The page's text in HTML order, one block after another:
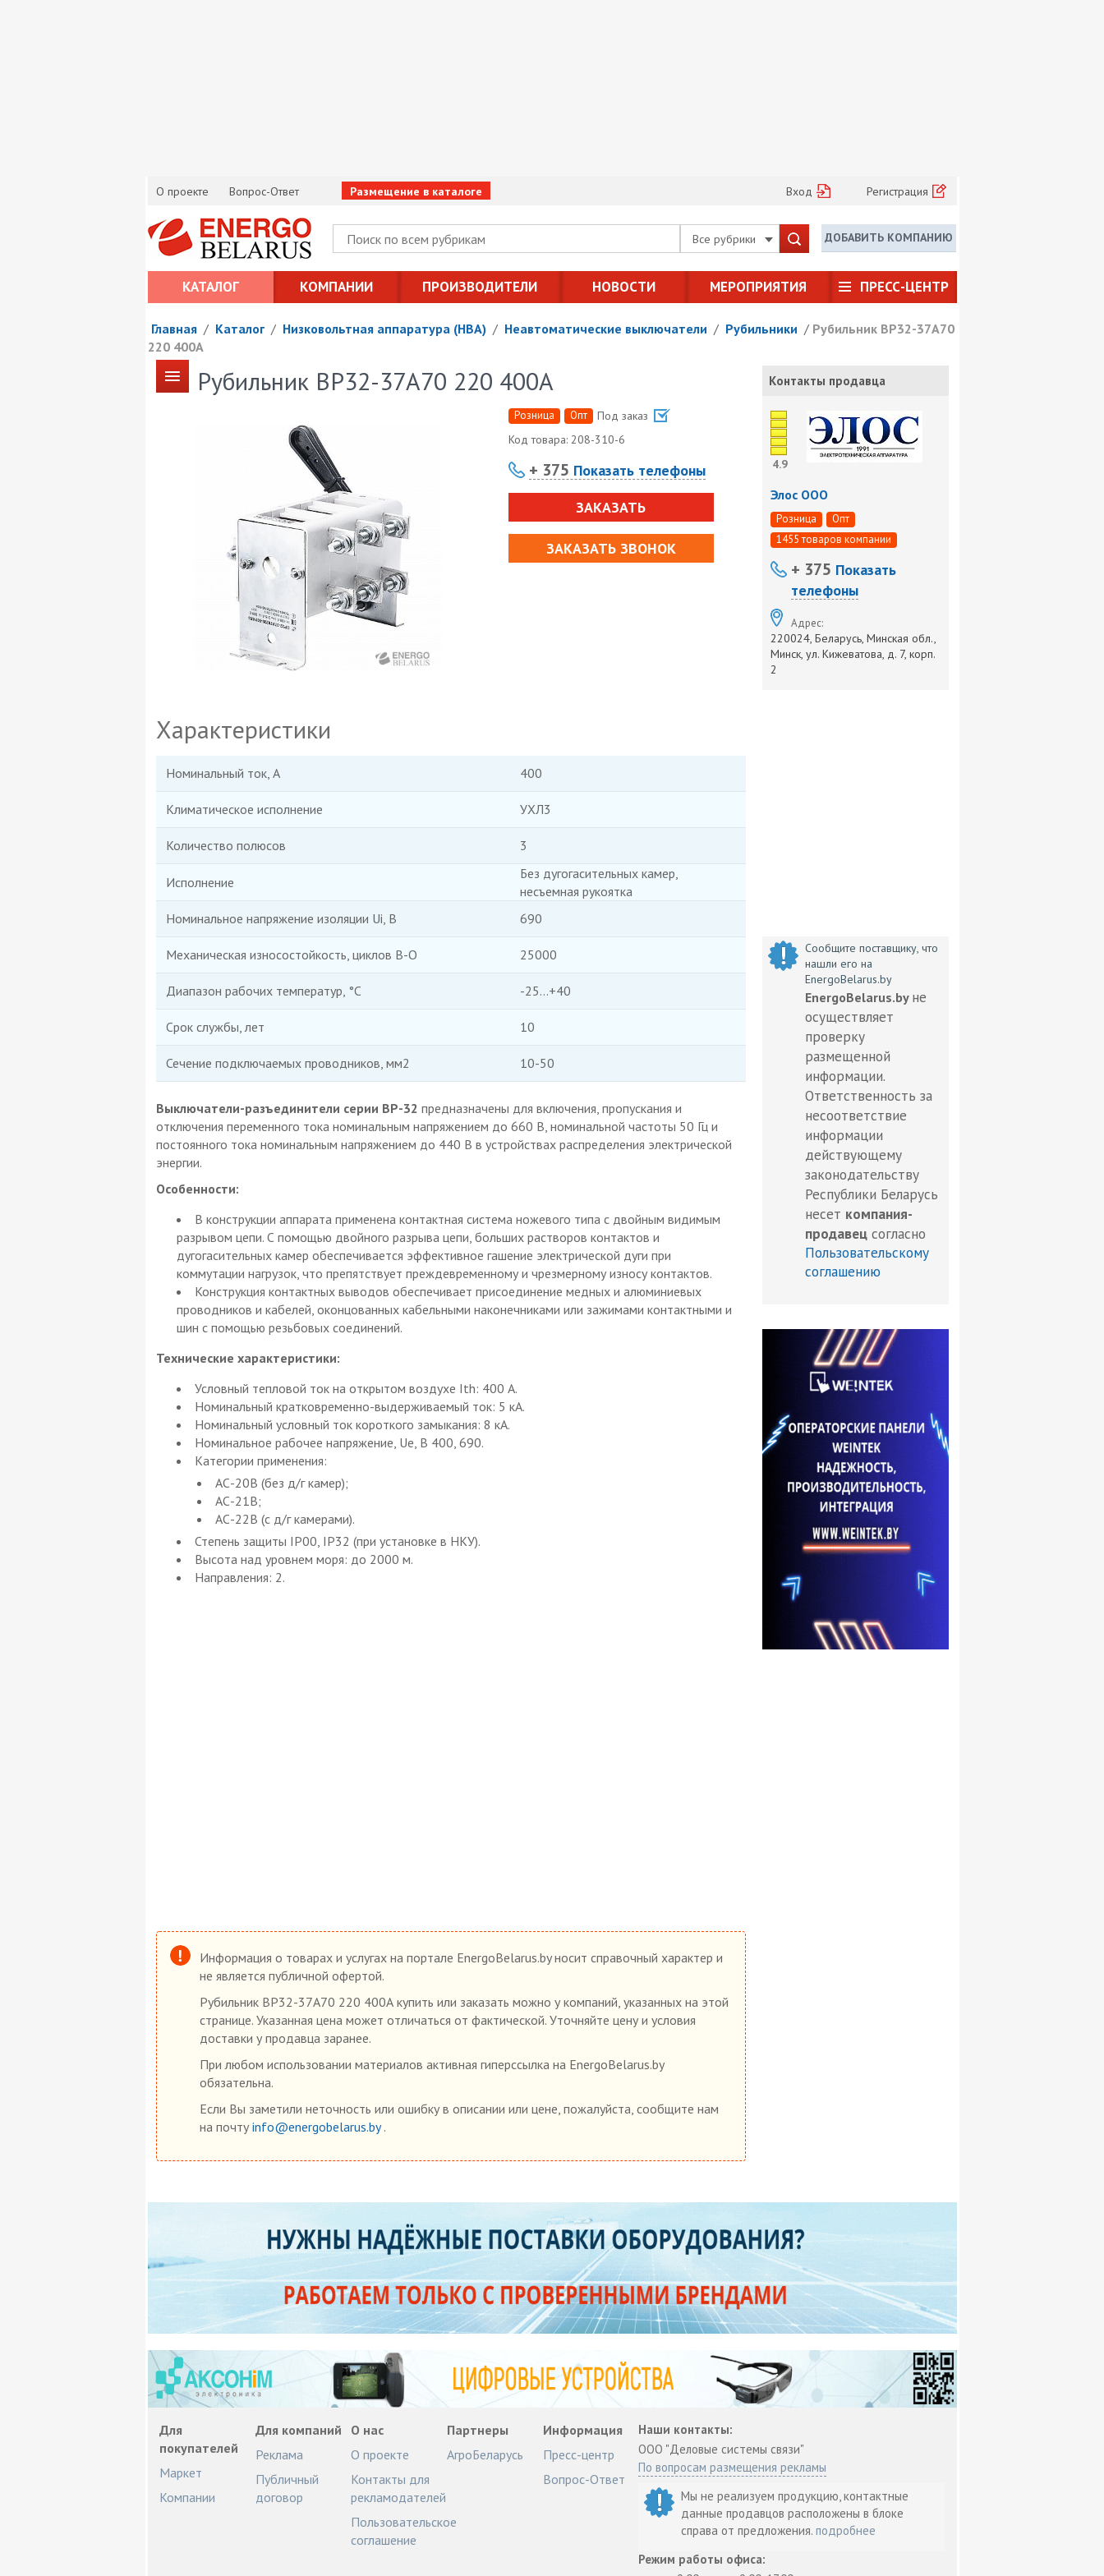
О проекте Вопрос-Ответ Размещение в каталоге Вход Регистрация
Все рубрики ДОБАВИТЬ КОМПАНИЮ
КАТАЛОГ КОМПАНИИ ПРОИЗВОДИТЕЛИ НОВОСТИ МЕРОПРИЯТИЯ ПРЕСС-ЦЕНТР
Главная / Каталог / Низковольтная аппаратура (НВА) / Неавтоматические выключатели / Рубильники / Рубильник ВР32-37А70
220 400А
Рубильник ВР32-37А70 220 400А
Розница Опт
Под заказ
Код товара: 208-310-6
+ 375 Показать телефоны
ЗАКАЗАТЬ
ЗАКАЗАТЬ ЗВОНОК
Характеристики
Номинальный ток, А 400
Климатическое исполнение УХЛ3
Количество полюсов 3
Исполнение
Без дугогасительных камер,
несъемная рукоятка
Номинальное напряжение изоляции Ui, В
690
Механическая износостойкость, циклов В-О 25000
Диапазон рабочих температур, °C -25...+40
Срок службы, лет 10
Сечение подключаемых проводников, мм2 10-50
Выключатели-разъединители серии ВР-32 предназначены для включения, пропускания и
отключения переменного тока номинальным напряжением до 660 В, номинальной частоты 50 Гц и
постоянного тока номинальным напряжением до 440 В в устройствах распределения электрической
энергии.
Особенности:
В конструкции аппарата применена контактная система ножевого типа с двойным видимым
разрывом цепи. С помощью двойного разрыва цепи, больших растворов контактов и
дугогасительных камер обеспечивается эффективное гашение электрической дуги при
коммутации нагрузок, что препятствует преждевременному и чрезмерному износу контактов.
Конструкция контактных выводов обеспечивает присоединение медных и алюминиевых
проводников и кабелей, оконцованных кабельными наконечниками или зажимами контактными и
шин с помощью резьбовых соединений.
Технические характеристики:
Условный тепловой ток на открытом воздухе Ith: 400 А.
Номинальный кратковременно-выдерживаемый ток: 5 кА.
Номинальный условный ток короткого замыкания: 8 кА.
Номинальное рабочее напряжение, Ue, В 400, 690.
Категории применения:
АС-20В (без д/г камер);
АС-21В;
АС-22В (с д/г камерами).
Степень защиты IP00, IP32 (при установке в НКУ).
Высота над уровнем моря: до 2000 м.
Направления: 2.
Контакты продавца
4.9
Элос ООО
Розница
Опт
1455 товаров компании
+ 375 Показать
телефоны
Адрес:
220024, Беларусь, Минская обл.,
Минск, ул. Кижеватова, д. 7, корп.
2
Сообщите поставщику, что
нашли его на
EnergoBelarus.by
EnergoBelarus.by не
осуществляет
проверку
размещенной
информации.
Ответственность за
несоответствие
информации
действующему
законодательству
Республики Беларусь
несет компания-
продавец согласно
Пользовательскому
соглашению
Информация о товарах и услугах на портале EnergoBelarus.by носит справочный характер и
не является публичной офертой.
Рубильник ВР32-37А70 220 400А купить или заказать можно у компаний, указанных на этой
странице. Указанная цена может отличаться от фактической. Уточняйте цену и условия
доставки у продавца заранее.
При любом использовании материалов активная гиперссылка на EnergoBelarus.by
обязательна.
Если Вы заметили неточность или ошибку в описании или цене, пожалуйста, сообщите нам
на почту info@energobelarus.by.
Для
покупателей
Маркет
Компании
Для компаний
Реклама
Публичный
договор
О нас
О проекте
Контакты для
рекламодателей
Пользовательское
соглашение
Партнеры
АгроБеларусь
Информация
Пресс-центр
Вопрос-Ответ
Наши контакты:
ООО "Деловые системы связи"
По вопросам размещения рекламы
Мы не реализуем продукцию, контактные
данные продавцов расположены в блоке
справа от предложения.подробнее
Режим работы офиса: